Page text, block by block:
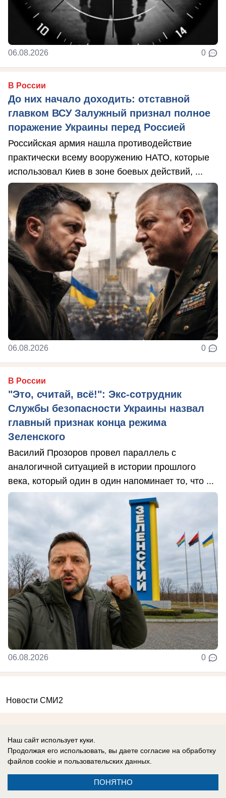
06.08.2026 0
В России
До них начало доходить: отставной
главком ВСУ Залужный признал полное
поражение Украины перед Россией
Российская армия нашла противодействие
практически всему вооружению НАТО, которые
использовал Киев в зоне боевых действий, ...
06.08.2026 0
В России
"Это, считай, всё!": Экс-сотрудник
Службы безопасности Украины назвал
главный признак конца режима
Зеленского
Василий Прозоров провел параллель с
аналогичной ситуацией в истории прошлого
века, который один в один напоминает то, что ...
06.08.2026 0
Новости СМИ2
Контакты Информация
Наш сайт использует куки.
Продолжая его использовать, вы даете согласие на обработку
файлов cookie и пользовательских данных.
ПОНЯТНО